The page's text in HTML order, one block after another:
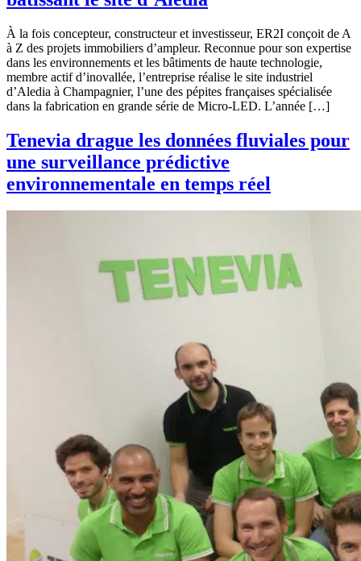
À la fois concepteur, constructeur et investisseur, ER2I conçoit de A
à Z des projets immobiliers d’ampleur. Reconnue pour son expertise
dans les environnements et les bâtiments de haute technologie,
membre actif d’inovallée, l’entreprise réalise le site industriel
d’Aledia à Champagnier, l’une des pépites françaises spécialisée
dans la fabrication en grande série de Micro-LED. L’année […]
Tenevia drague les données fluviales pour
une surveillance prédictive
environnementale en temps réel